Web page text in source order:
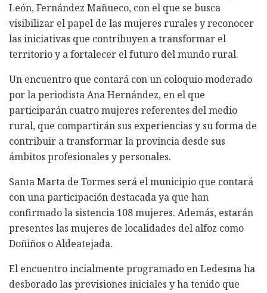
León, Fernández Mañueco, con el que se busca
visibilizar el papel de las mujeres rurales y reconocer
las iniciativas que contribuyen a transformar el
territorio y a fortalecer el futuro del mundo rural.
Un encuentro que contará con un coloquio moderado
por la periodista Ana Hernández, en el que
participarán cuatro mujeres referentes del medio
rural, que compartirán sus experiencias y su forma de
contribuir a transformar la provincia desde sus
ámbitos profesionales y personales.
Santa Marta de Tormes será el municipio que contará
con una participación destacada ya que han
confirmado la sistencia 108 mujeres. Además, estarán
presentes las mujeres de localidades del alfoz como
Doñiños o Aldeatejada.
El encuentro incialmente programado en Ledesma ha
desborado las previsiones iniciales y ha tenido que